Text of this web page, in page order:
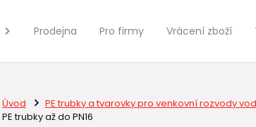
Prodejna Pro firmy Vrácení zboží
Úvod PE trubky a tvarovky pro venkovní rozvody
PE trubky až do PN16